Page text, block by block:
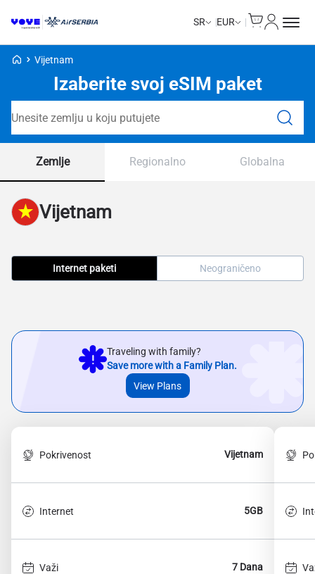
SR EUR
Voye početna stranica
Vijetnam
Izaberite svoj eSIM paket
Zemlje Regionalno Globalna
Vijetnam
Internet paketi Neograničeno
Traveling with family?
Save more with a Family Plan.
View Plans
Pokrivenost Vijetnam
Internet 5GB
Važi 7 Dana